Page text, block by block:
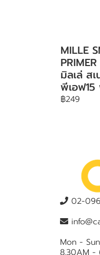
MILLE
มิลเล่ ส
พีเอฟ15
฿249
02-
Mon -
8.30AM -